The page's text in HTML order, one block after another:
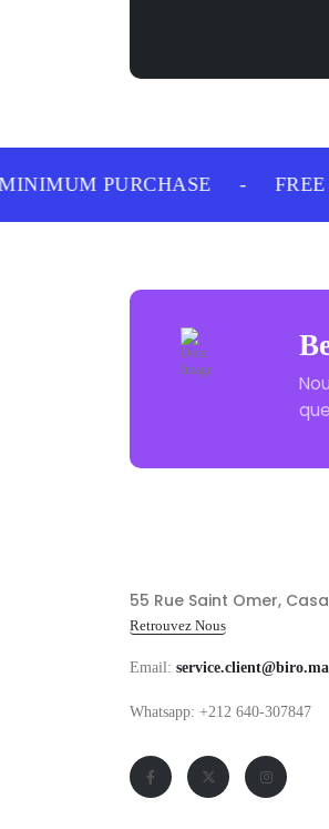
PURCHASE - FREE
55 Rue Saint Omer,
Retrouvez Nous
Email: service.client@biro.ma
Whatsapp: +212 640-307847